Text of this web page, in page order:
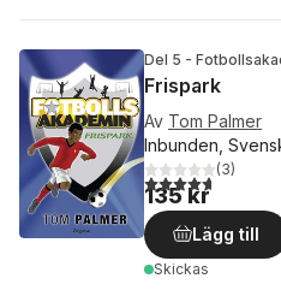
Del 5 -
Frispark
Av Tom Palmer
Inbunden,
4,7utav 5(3)
135 kr
Lägg till
Skickas